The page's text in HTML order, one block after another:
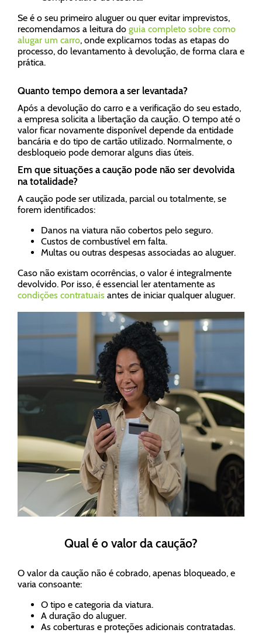
Se é o seu primeiro aluguer ou quer evitar imprevistos,
recomendamos a leitura do guia completo sobre como
alugar um carro, onde explicamos todas as etapas do
processo, do levantamento à devolução, de forma clara e
prática.
Quanto tempo demora a ser levantada?
Após a devolução do carro e a verificação do seu estado,
a empresa solicita a libertação da caução. O tempo até o
valor ficar novamente disponível depende da entidade
bancária e do tipo de cartão utilizado. Normalmente, o
desbloqueio pode demorar alguns dias úteis.
Em que situações a caução pode não ser devolvida
na totalidade?
A caução pode ser utilizada, parcial ou totalmente, se
forem identificados:
Danos na viatura não cobertos pelo seguro.
Custos de combustível em falta.
Multas ou outras despesas associadas ao aluguer.
Caso não existam ocorrências, o valor é integralmente
devolvido. Por isso, é essencial ler atentamente as
condições contratuais antes de iniciar qualquer aluguer.
Qual é o valor da caução?
O valor da caução não é cobrado, apenas bloqueado, e
varia consoante:
O tipo e categoria da viatura.
A duração do aluguer.
As coberturas e proteções adicionais contratadas.